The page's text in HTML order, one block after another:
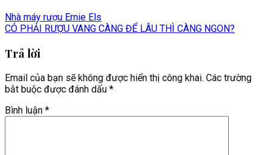
Nhà máy rượu Ernie Els
CÓ PHẢI RƯỢU VANG CÀNG ĐỂ LÂU THÌ CÀNG NGON?
Trả lời
Email của bạn sẽ không được hiển thị công khai. Các trường
bắt buộc được đánh dấu *
Bình luận *